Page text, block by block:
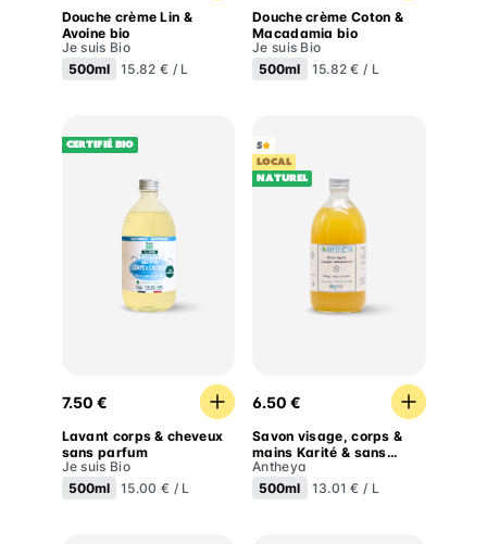
Douche crème Lin &
Avoine bio
Je suis Bio
500ml
15.82 € / L
Douche crème Coton &
Macadamia bio
Je suis Bio
500ml
15.82 € / L
Certifié BIO
Lavant corps & cheveux sans parfum
7.50 €
Lavant corps & cheveux
sans parfum
Je suis Bio
500ml
15.00 € / L
5
LOCAL
Naturel
Savon visage, corps &
6.50 €
Savon visage, corps &
mains Karité & sans
parfum
Antheya
500ml
13.01 € / L